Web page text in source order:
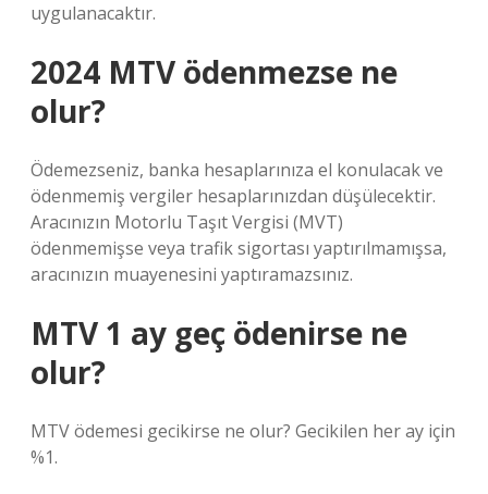
uygulanacaktır.
2024 MTV ödenmezse ne
olur?
Ödemezseniz, banka hesaplarınıza el konulacak ve
ödenmemiş vergiler hesaplarınızdan düşülecektir.
Aracınızın Motorlu Taşıt Vergisi (MVT)
ödenmemişse veya trafik sigortası yaptırılmamışsa,
aracınızın muayenesini yaptıramazsınız.
MTV 1 ay geç ödenirse ne
olur?
MTV ödemesi gecikirse ne olur? Gecikilen her ay için
%1.